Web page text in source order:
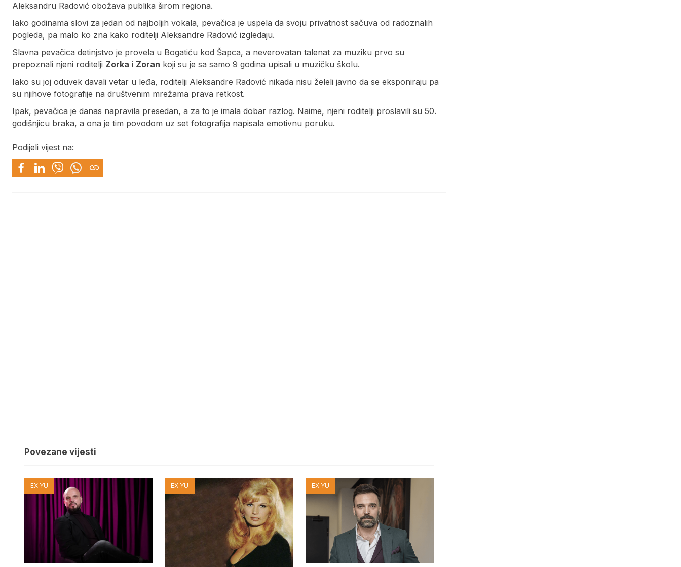
Aleksandru Radović obožava publika širom regiona.
Iako godinama slovi za jedan od najboljih vokala, pevačica je uspela da svoju privatnost sačuva od radoznalih
pogleda, pa malo ko zna kako roditelji Aleksandre Radović izgledaju.
Slavna pevačica detinjstvo je provela u Bogatiću kod Šapca, a neverovatan talenat za muziku prvo su
prepoznali njeni roditelji Zorka i Zoran koji su je sa samo 9 godina upisali u muzičku školu.
Iako su joj oduvek davali vetar u leđa, roditelji Aleksandre Radović nikada nisu želeli javno da se eksponiraju pa
su njihove fotografije na društvenim mrežama prava retkost.
Ipak, pevačica je danas napravila presedan, a za to je imala dobar razlog. Naime, njeni roditelji proslavili su 50.
godišnjicu braka, a ona je tim povodom uz set fotografija napisala emotivnu poruku.
Podijeli vijest na:
Povezane vijesti
EX YU EX YU EX YU